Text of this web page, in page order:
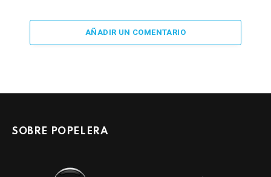
AÑADIR UN COMENTARIO
SOBRE POPELERA